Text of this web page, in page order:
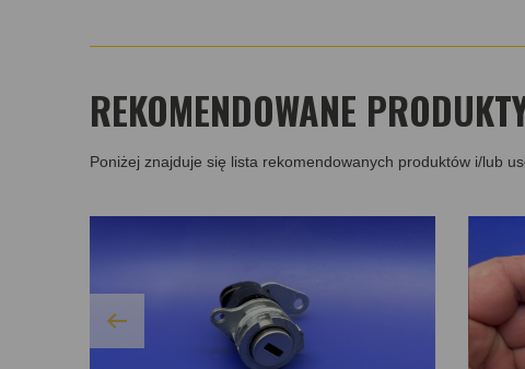
REKOMENDOWANE
Poniżej znajduje się lista rekomendowanych produktów i/lub